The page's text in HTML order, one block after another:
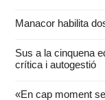
Manacor habilita
Sus a la cinquena
crítica i autogestió
«En cap moment